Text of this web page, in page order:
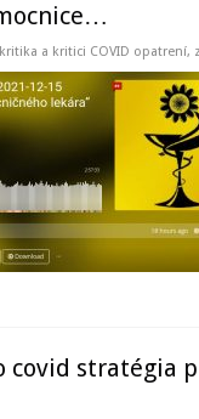
kritika a kritici COVID opatrení,
covid stratégia